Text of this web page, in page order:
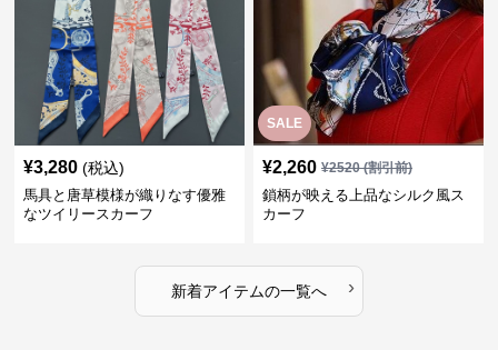
¥3,280 (税込)
馬具と唐草模様が織りなす優雅
なツイリースカーフ
SALE
¥2,260 ¥2520(割引前)
鎖柄が映える上品なシルク風ス
カーフ
新着アイテムの一覧へ ›